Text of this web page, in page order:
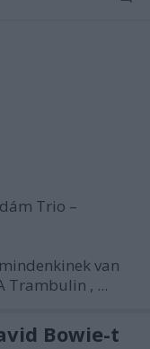
Trio –
van
Trambulin , ...
Bowie-t